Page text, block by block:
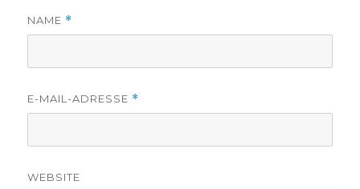
NAME *
E-MAIL-ADRESSE *
WEBSITE